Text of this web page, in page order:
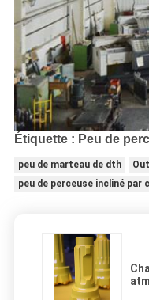
Étiquette : Peu de
peu de marteau de dth
peu de perceuse incliné par